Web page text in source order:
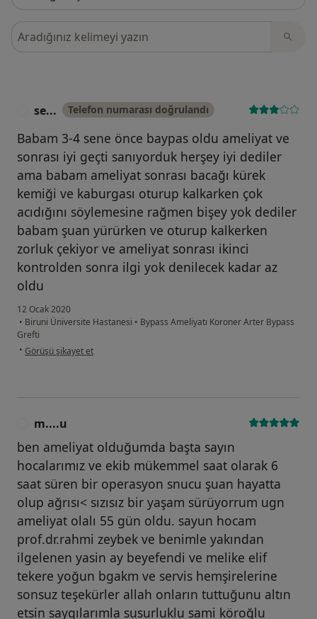
Görüşler içerisinde ara
se... Telefon numarası doğrulandı
Babam 3-4 sene önce baypas oldu ameliyat ve
sonrası iyi geçti sanıyorduk herşey iyi dediler
ama babam ameliyat sonrası bacağı kürek
kemiği ve kaburgası oturup kalkarken çok
acıdığını söylemesine rağmen bişey yok dediler
babam şuan yürürken ve oturup kalkerken
zorluk çekiyor ve ameliyat sonrası ikinci
kontrolden sonra ilgi yok denilecek kadar az
oldu
12 Ocak 2020
• Biruni Üniversite Hastanesi • Bypass Ameliyatı Koroner Arter Bypass
Grefti
• kullanıcının görüşüne göre se...
Görüşü şikayet et
m....u
ben ameliyat olduğumda başta sayın
hocalarımız ve ekib mükemmel saat olarak 6
saat süren bir operasyon snucu şuan hayatta
olup ağrısı< sızısız bir yaşam sürüyorrum ugn
ameliyat olalı 55 gün oldu. sayun hocam
prof.dr.rahmi zeybek ve benimle yakından
ilgelenen yasin ay beyefendi ve melike elif
tekere yoğun bgakm ve servis hemşirelerine
sonsuz teşekürler allah onların tuttuğunu altın
etsin saygılarımla susurluklu sami köroğlu